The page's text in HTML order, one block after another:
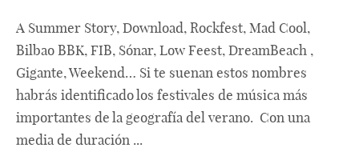
A Summer Story, Download, Rockfest, Mad Cool,
Bilbao BBK, FIB, Sónar, Low Feest, DreamBeach ,
Gigante, Weekend… Si te suenan estos nombres
habrás identificado los festivales de música más
importantes de la geografía del verano. Con una
media de duración ...